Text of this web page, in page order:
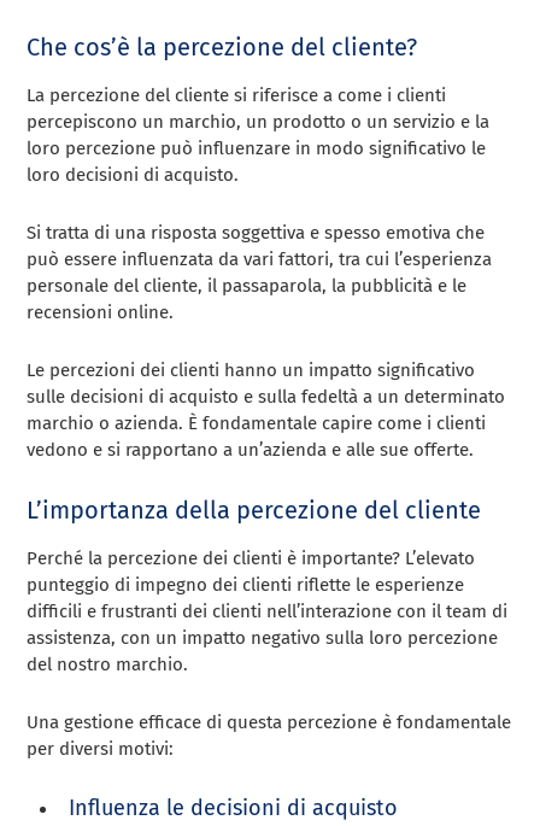
Che cos’è la percezione del cliente?
La percezione del cliente si riferisce a come i clienti
percepiscono un marchio, un prodotto o un servizio e la
loro percezione può influenzare in modo significativo le
loro decisioni di acquisto.
Si tratta di una risposta soggettiva e spesso emotiva che
può essere influenzata da vari fattori, tra cui l’esperienza
personale del cliente, il passaparola, la pubblicità e le
recensioni online.
Le percezioni dei clienti hanno un impatto significativo
sulle decisioni di acquisto e sulla fedeltà a un determinato
marchio o azienda. È fondamentale capire come i clienti
vedono e si rapportano a un’azienda e alle sue offerte.
L’importanza della percezione del cliente
Perché la percezione dei clienti è importante? L’elevato
punteggio di impegno dei clienti riflette le esperienze
difficili e frustranti dei clienti nell’interazione con il team di
assistenza, con un impatto negativo sulla loro percezione
del nostro marchio.
Una gestione efficace di questa percezione è fondamentale
per diversi motivi:
Influenza le decisioni di acquisto